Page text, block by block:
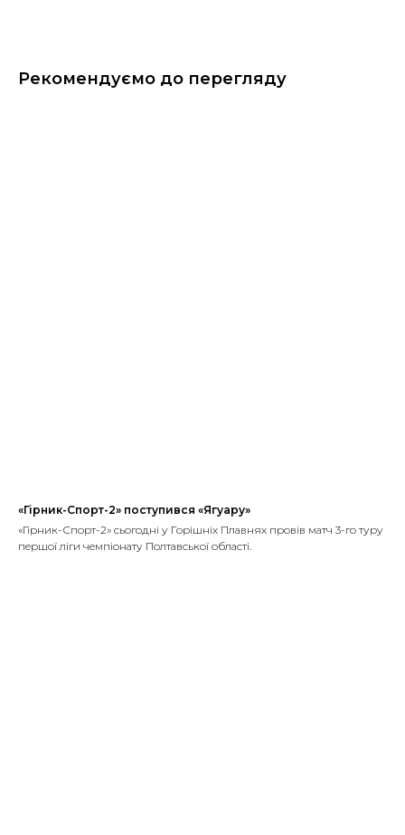
Рекомендуємо до перегляду
«Гірник-Спорт-2» поступився «Ягуару»
«Гірник-Спорт-2» сьогодні у Горішніх Плавнях провів матч 3-го туру
першої ліги чемпіонату Полтавської області.